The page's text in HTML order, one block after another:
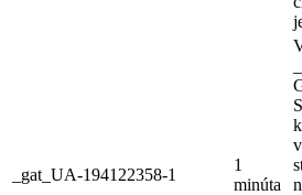
_gat_UA-194122358-1
1
minúta